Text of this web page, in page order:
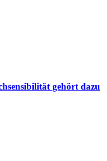
gehört dazu